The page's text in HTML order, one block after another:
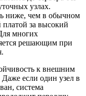
узлах.
ниже, чем в обычном
платой за высокий
многих
решающим при
к внешним
если один узел в
система